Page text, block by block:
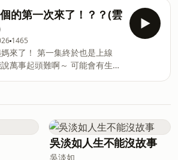
provided
的第一次來了！？？(雲
1465
集終於也是上線
起頭難啊～ 可能會有生活
陪伴大家每個歡樂的時光！ --
吳淡如人生不能沒故事
吳淡如